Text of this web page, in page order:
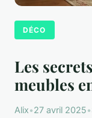
DÉCO
Les
meubles
Alix•27 avril 2025•